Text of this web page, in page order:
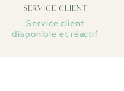
SERVICE CLIENT
Service client
disponible et réactif